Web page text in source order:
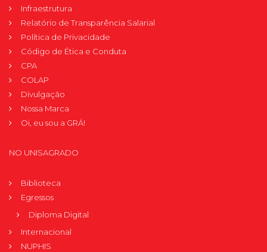
Infraestrutura
Relatório de Transparência Salarial
Política de Privacidade
Código de Ética e Conduta
CPA
COLAP
Divulgação
Nossa Marca
Oi, eu sou a GRÁ!
NO UNISAGRADO
Biblioteca
Egressos
Diploma Digital
Internacional
NUPHIS